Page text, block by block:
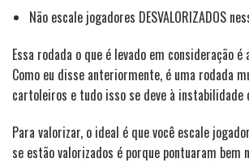
Não escale jogadores DESVALORIZADOS
Essa rodada o que é levado em consideração é
Como eu disse anteriormente, é uma rodada
cartoleiros e tudo isso se deve à instabilidade
Para valorizar, o ideal é que você escale
se estão valorizados é porque pontuaram bem